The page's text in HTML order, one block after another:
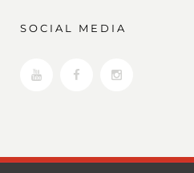
SOCIAL MEDIA